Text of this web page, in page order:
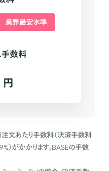
業界最安水準
手数料
円
注文あたり手数料（決済手数料
）がかかります。BASEの手数